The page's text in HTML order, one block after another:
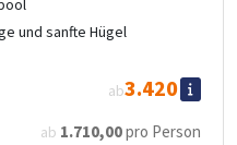
und sanfte Hügel
ab 1.710,00pro Person
ab3.420